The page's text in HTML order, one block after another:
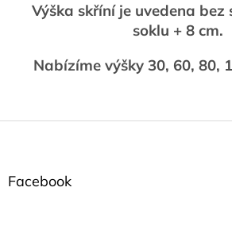
Výška skříní je uvedena bez
soklu + 8 cm.
Nabízíme výšky 30, 60, 80,
Z
Facebook